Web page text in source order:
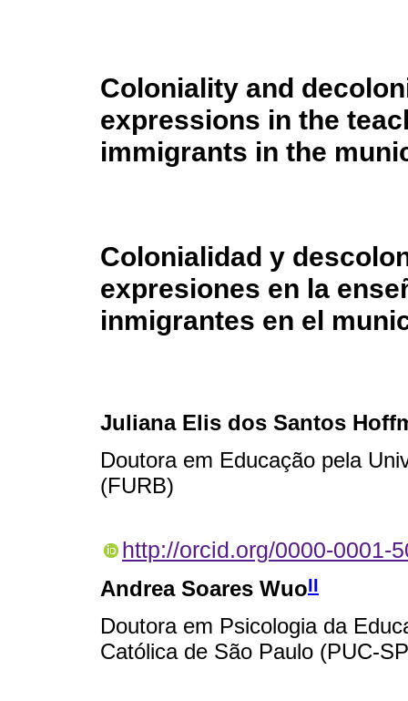
Coloniality and
expressions in the
immigrants in the
Colonialidad y
expresiones en la
inmigrantes en el
Juliana Elis dos Santos
Doutora em Educação pela
(FURB)
http://orcid.org/0000-0001-
Andrea Soares WuoII
Doutora em Psicologia da
Católica de São Paulo (PUC-